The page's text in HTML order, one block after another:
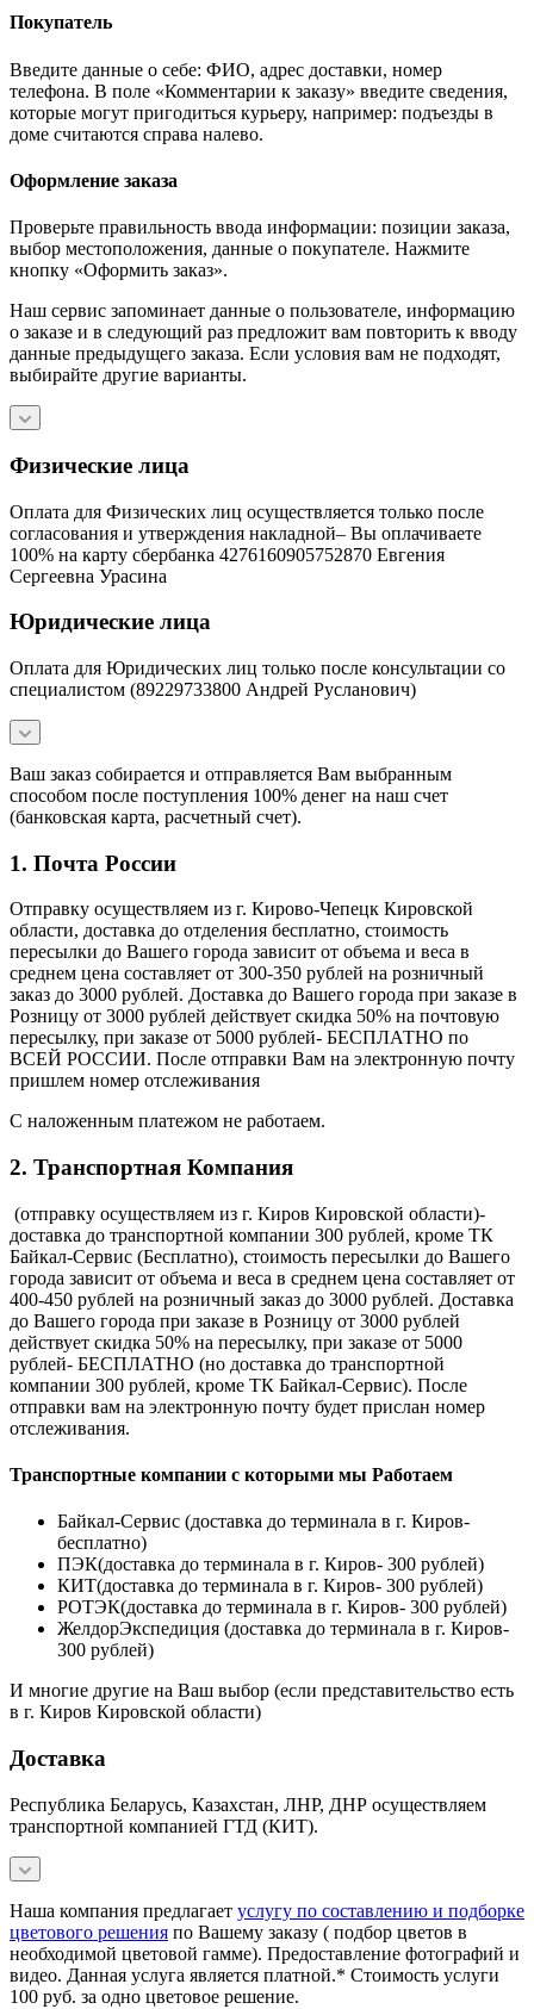
Покупатель
Введите данные о себе: ФИО, адрес доставки, номер
телефона. В поле «Комментарии к заказу» введите сведения,
которые могут пригодиться курьеру, например: подъезды в
доме считаются справа налево.
Оформление заказа
Проверьте правильность ввода информации: позиции заказа,
выбор местоположения, данные о покупателе. Нажмите
кнопку «Оформить заказ».
Наш сервис запоминает данные о пользователе, информацию
о заказе и в следующий раз предложит вам повторить к вводу
данные предыдущего заказа. Если условия вам не подходят,
выбирайте другие варианты.
Физические лица
Оплата для Физических лиц осуществляется только после
согласования и утверждения накладной– Вы оплачиваете
100% на карту сбербанка 4276160905752870 Евгения
Сергеевна Урасина
Юридические лица
Оплата для Юридических лиц только после консультации со
специалистом (89229733800 Андрей Русланович)
Ваш заказ собирается и отправляется Вам выбранным
способом после поступления 100% денег на наш счет
(банковская карта, расчетный счет).
1. Почта России
Отправку осуществляем из г. Кирово-Чепецк Кировской
области, доставка до отделения бесплатно, стоимость
пересылки до Вашего города зависит от объема и веса в
среднем цена составляет от 300-350 рублей на розничный
заказ до 3000 рублей. Доставка до Вашего города при заказе в
Розницу от 3000 рублей действует скидка 50% на почтовую
пересылку, при заказе от 5000 рублей- БЕСПЛАТНО по
ВСЕЙ РОССИИ. После отправки Вам на электронную почту
пришлем номер отслеживания
С наложенным платежом не работаем.
2. Транспортная Компания
(отправку осуществляем из г. Киров Кировской области)-
доставка до транспортной компании 300 рублей, кроме ТК
Байкал-Сервис (Бесплатно), стоимость пересылки до Вашего
города зависит от объема и веса в среднем цена составляет от
400-450 рублей на розничный заказ до 3000 рублей. Доставка
до Вашего города при заказе в Розницу от 3000 рублей
действует скидка 50% на пересылку, при заказе от 5000
рублей- БЕСПЛАТНО (но доставка до транспортной
компании 300 рублей, кроме ТК Байкал-Сервис). После
отправки вам на электронную почту будет прислан номер
отслеживания.
Транспортные компании с которыми мы Работаем
Байкал-Сервис (доставка до терминала в г. Киров-
бесплатно)
ПЭК(доставка до терминала в г. Киров- 300 рублей)
КИТ(доставка до терминала в г. Киров- 300 рублей)
РОТЭК(доставка до терминала в г. Киров- 300 рублей)
ЖелдорЭкспедиция (доставка до терминала в г. Киров-
300 рублей)
И многие другие на Ваш выбор (если представительство есть
в г. Киров Кировской области)
Доставка
Республика Беларусь, Казахстан, ЛНР, ДНР осуществляем
транспортной компанией ГТД (КИТ).
Наша компания предлагает услугу по составлению и подборке
цветового решения по Вашему заказу ( подбор цветов в
необходимой цветовой гамме). Предоставление фотографий и
видео. Данная услуга является платной.* Стоимость услуги
100 руб. за одно цветовое решение.